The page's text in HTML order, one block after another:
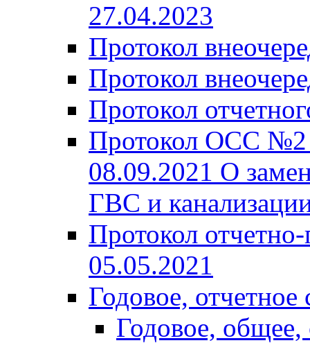
27.04.2023
Протокол
Протокол
Протокол
Протокол ОСС №2
08.09.2021 О
ГВС и
Протокол
05.05.2021
Годовое,
Годовое, общее,